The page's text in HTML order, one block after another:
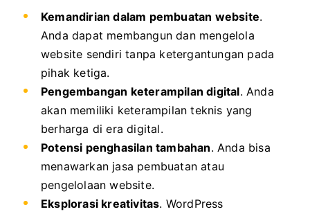
Kemandirian dalam pembuatan website.
Anda dapat membangun dan mengelola
website sendiri tanpa ketergantungan pada
pihak ketiga.
Pengembangan keterampilan digital. Anda
akan memiliki keterampilan teknis yang
berharga di era digital.
Potensi penghasilan tambahan. Anda bisa
menawarkan jasa pembuatan atau
pengelolaan website.
Eksplorasi kreativitas. WordPress